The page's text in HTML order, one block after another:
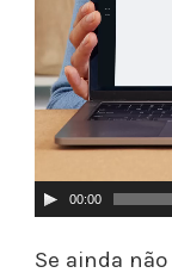
e
v
í
d
e
o
00:00
Se ainda